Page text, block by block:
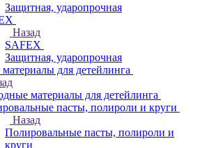
Защитная, ударопрочная
Назад
SAFEX
Защитная, ударопрочная
для детейлинга
материалы для детейлинга
пасты, полироли и круги
Назад
Полировальные пасты, полироли и
круги